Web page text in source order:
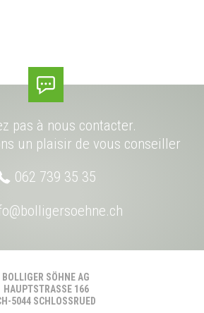
pas à nous contacter.
un plaisir de vous conseiller
062 739 35 35
bolligersoehne.ch
BOLLIGER SÖHNE AG
HAUPTSTRASSE 166
5044 SCHLOSSRUED